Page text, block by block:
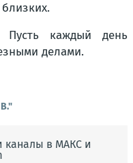
каждый день
делами.
каналы в МАКС и